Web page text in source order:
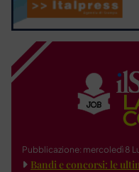
Pubblicazione: mercoledì 8
Bandi e concorsi: le